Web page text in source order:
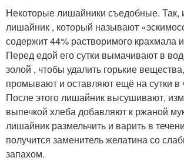
Некоторые лишайники съедобные. Так,
лишайник , который называют
содержит 44% растворимого крахмала
Перед едой его сутки вымачивают в
золой , чтобы удалить горькие
промывают и оставляют ещё на сутки в
После этого лишайник высушивают,
выпечкой хлеба добавляют к ржаной
лишайник размельчить и варить в
получится заменитель желатина со
запахом.